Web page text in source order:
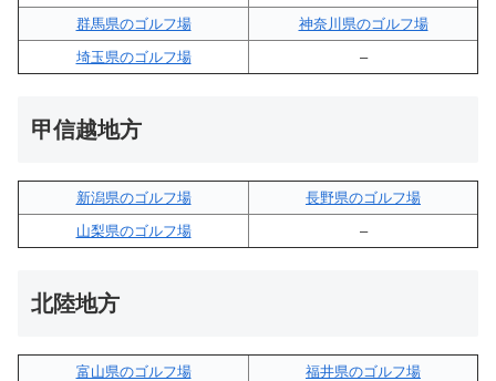
群馬県のゴルフ場
神奈川県のゴルフ場
埼玉県のゴルフ場
–
甲信越地方
新潟県のゴルフ場
長野県のゴルフ場
山梨県のゴルフ場
–
北陸地方
富山県のゴルフ場
福井県のゴルフ場